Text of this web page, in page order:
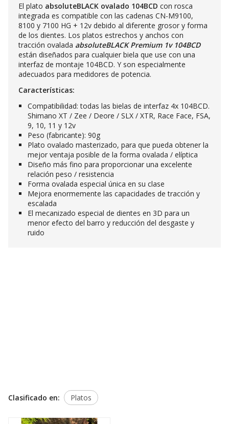
El plato absoluteBLACK ovalado 104BCD con rosca
integrada es compatible con las cadenas CN-M9100,
8100 y 7100 HG + 12v debido al diferente grosor y forma
de los dientes. Los platos estrechos y anchos con
tracción ovalada absoluteBLACKPremium 1v 104BCD
están diseñados para cualquier biela que use con una
interfaz de montaje 104BCD. Y son especialmente
adecuados para medidores de potencia.
Características:
Compatibilidad: todas las bielas de interfaz 4x 104BCD.
Shimano XT / Zee / Deore / SLX / XTR, Race Face, FSA,
9, 10, 11 y 12v
Peso (fabricante): 90g
Plato ovalado masterizado, para que pueda obtener la
mejor ventaja posible de la forma ovalada / elíptica
Diseño más fino para proporcionar una excelente
relación peso / resistencia
Forma ovalada especial única en su clase
Mejora enormemente las capacidades de tracción y
escalada
El mecanizado especial de dientes en 3D para un
menor efecto del barro y reducción del desgaste y
ruido
Clasificado en: Platos